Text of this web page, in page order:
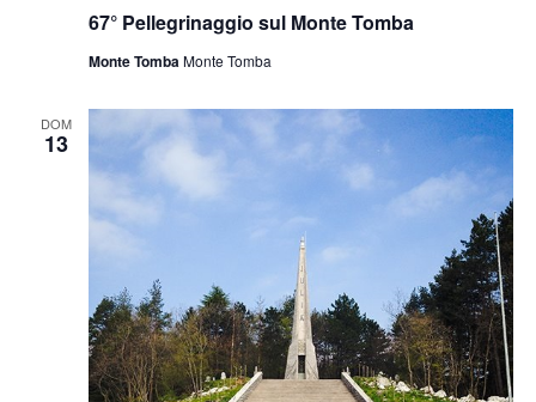
67° Pellegrinaggio sul Monte Tomba
Monte TombaMonte Tomba
DOM
13